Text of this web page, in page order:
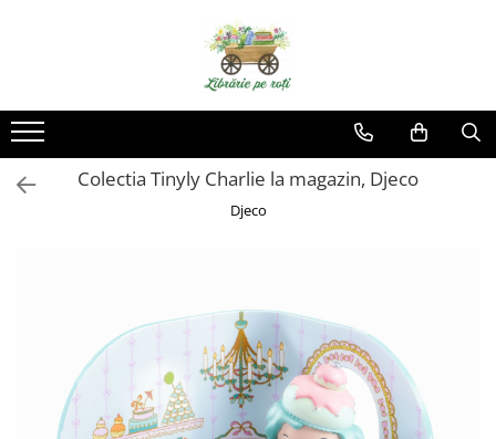
Colectia Tinyly Charlie la magazin, Djeco
Djeco